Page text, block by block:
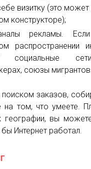
визитку (это
конструкторе);
рекламы.
распространении
социальные
союзы
поиском заказов,
на том, что умеете.
географии, вы
Интернет работал.